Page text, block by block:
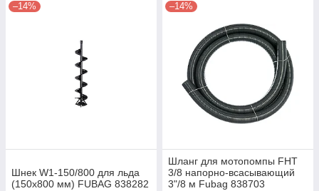
–14%
Шнек W1-150/800 для льда
(150х800 мм) FUBAG 838282
–14%
Шланг для мотопомпы FHT
3/8 напорно-всасывающий
3"/8 м Fubag 838703